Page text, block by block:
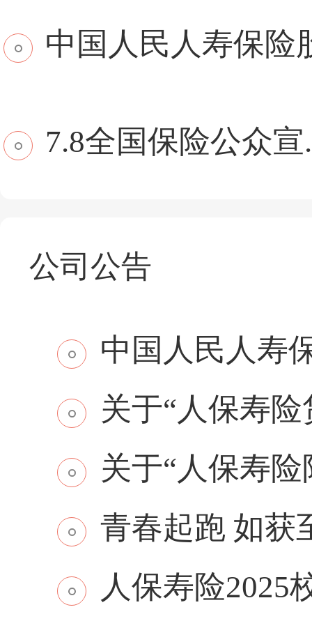
中国人民人寿保险
7.8全国保险公众宣
公司公告
中国人民人寿
关于“人保寿
关于“人保寿
青春起跑 如获
人保寿险2025